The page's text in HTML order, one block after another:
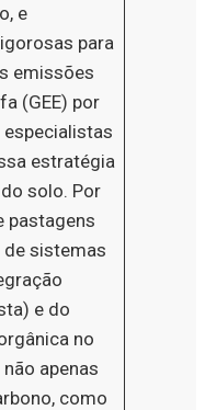
e
para
emissões
(GEE) por
estratégia
solo. Por
pastagens
de sistemas
e do
no
apenas
como